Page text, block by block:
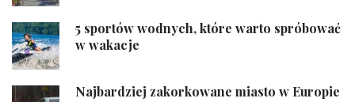
5 sportów wodnych, które warto spróbować
w wakacje
Najbardziej zakorkowane miasto w Europie